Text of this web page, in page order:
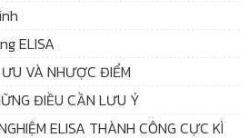
ELISA
VÀ NHƯỢC ĐIỂM
ĐIỀU CẦN LƯU Ý
ELISA THÀNH CÔNG CỰC KÌ